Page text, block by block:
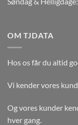
OM TJDATA
Hos os får du altid
Vi kender vores
Og vores kunder
hver gang.